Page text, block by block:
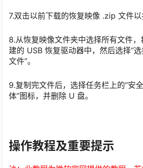
7.双击以前下载的恢复映像 .zip 文件以
8.从恢复映像文件夹中选择所有文件
建的 USB 恢复驱动器中，然后选择“
文件”。
9.复制完文件后，选择任务栏上的“安
体”图标，并删除 U 盘。
操作教程及重要提示